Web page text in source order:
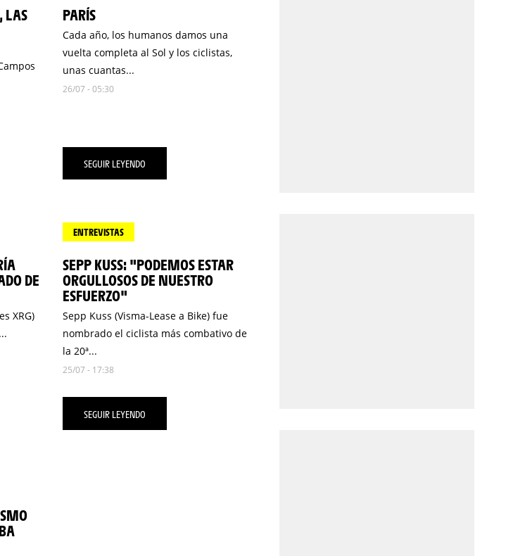
LAS
PARÍS
Cada año, los humanos damos una
vuelta completa al Sol y los ciclistas,
unas cuantas...
26/07 - 05:30
SEGUIR LEYENDO
DE
XRG)
ENTREVISTAS
SEPP KUSS: "PODEMOS ESTAR
ORGULLOSOS DE NUESTRO
ESFUERZO"
Sepp Kuss (Visma-Lease a Bike) fue
nombrado el ciclista más combativo de
la 20ª...
25/07 - 17:38
SEGUIR LEYENDO